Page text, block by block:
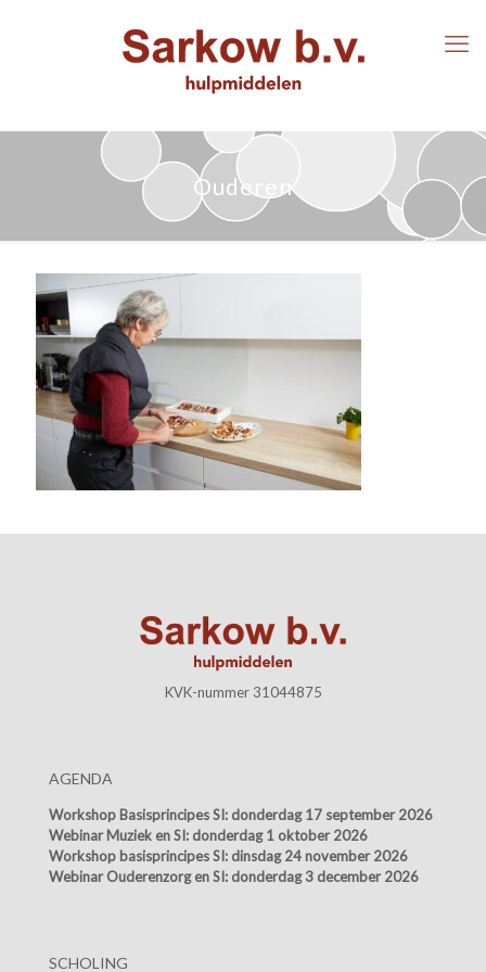
Ouderen
KVK-nummer 31044875
AGENDA
Workshop Basisprincipes SI: donderdag 17 september 2026
Webinar Muziek en SI: donderdag 1 oktober 2026
Workshop basisprincipes SI: dinsdag 24 november 2026
Webinar Ouderenzorg en SI: donderdag 3 december 2026
SCHOLING